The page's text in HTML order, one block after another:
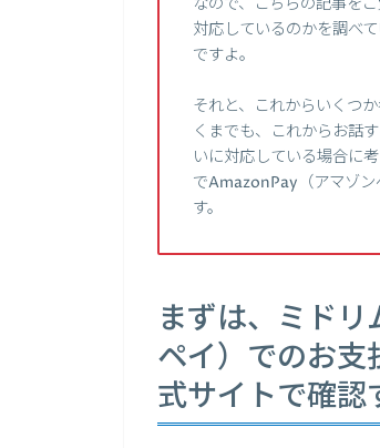
対応しているのかを調べ
ですよ。
それと、これからいくつ
くまでも、これからお話
いに対応している場合に
でAmazonPay（アマゾン
す。
まずは、ミド
ペイ）でのお支
式サイトで確認